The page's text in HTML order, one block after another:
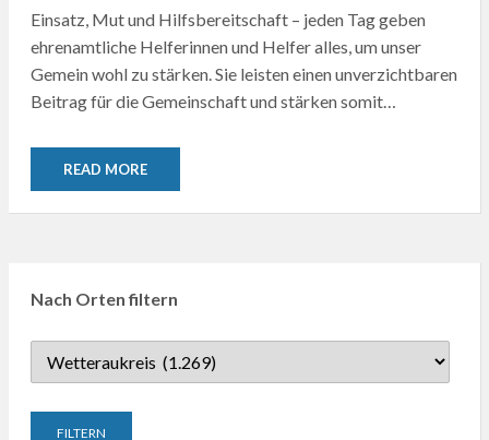
Einsatz, Mut und Hilfsbereitschaft – jeden Tag geben
ehrenamtliche Helferinnen und Helfer alles, um unser
Gemein wohl zu stärken. Sie leisten einen unverzichtbaren
Beitrag für die Gemeinschaft und stärken somit…
READ MORE
Nach Orten filtern